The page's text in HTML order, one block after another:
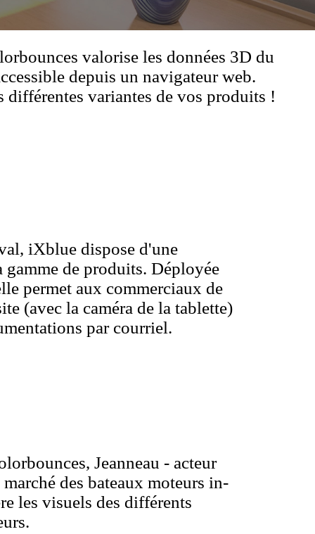
valorise les données 3D du
depuis un navigateur web.
variantes de vos produits !
iXblue dispose d'une
gamme de produits. Déployée
permet aux commerciaux de
(avec la caméra de la tablette)
par courriel.
Jeanneau - acteur
des bateaux moteurs in-
les visuels des différents